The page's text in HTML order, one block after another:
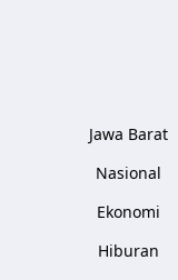
Jawa Barat
Nasional
Ekonomi
Hiburan